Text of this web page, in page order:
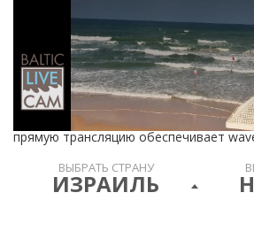
прямую трансляцию обеспечивает
ВЫБРАТЬ СТРАНУ
ИЗРАИЛЬ